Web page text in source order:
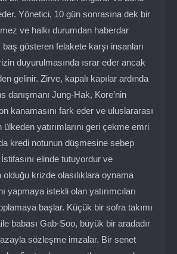
Yönetici, 10 gün sonrasına dek bir
ve halkı durumdan haberdar
gösteren felakete karşı insanları
duyurulmasında ısrar eder ancak
gelinir. Zirve, kapalı kapılar ardında
danışmanı Jung-Hak, Kore’nin
kanamasını fark eder ve uluslararası
ülkeden yatırımlarını geri çekme emri
da kredi notunun düşmesine sebep
elinde tutuyordur ve
olduğu krizde olasılıklara oynama
yapmaya istekli olan yatırımcıları
başlar. Küçük bir sofra takımı
babası Gab-Soo, büyük bir aradadır
sözleşme imzalar. Bir senet